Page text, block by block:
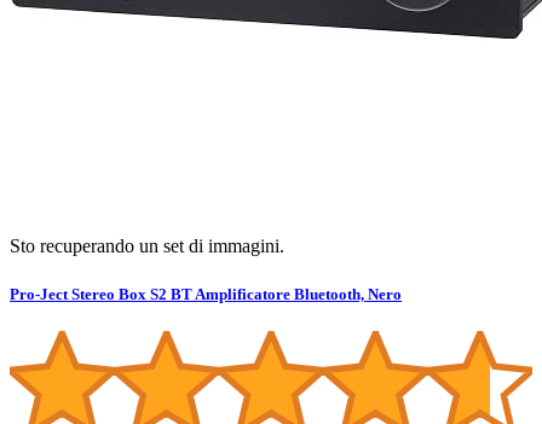
Sto recuperando un set di immagini.
Pro-Ject Stereo Box S2 BT Amplificatore Bluetooth, Nero